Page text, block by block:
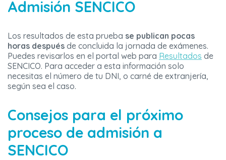
Admisión SENCICO
Los resultados de esta prueba se publican pocas
horas después de concluida la jornada de exámenes.
Puedes revisarlos en el portal web para Resultados de
SENCICO. Para acceder a esta información solo
necesitas el número de tu DNI, o carné de extranjería,
según sea el caso.
Consejos para el próximo
proceso de admisión a
SENCICO